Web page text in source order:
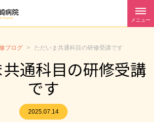
メニュー
ブログ > ただいま共通科目の研修受講です
通科目の研修受講
です
2025.07.14